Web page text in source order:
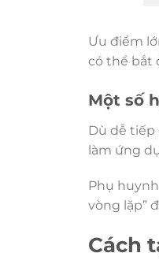
Ưu điểm
có thể bắt
Một số
Dù dễ tiếp
làm ứng
Phụ
vòng lặp”
Cách